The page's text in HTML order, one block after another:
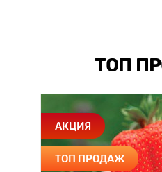
ТОП
АКЦИЯ
ТОП ПРОДАЖ